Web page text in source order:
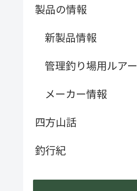
製品の情報
新製品情報
管理釣り場用ルアー
メーカー情報
四方山話
釣行紀